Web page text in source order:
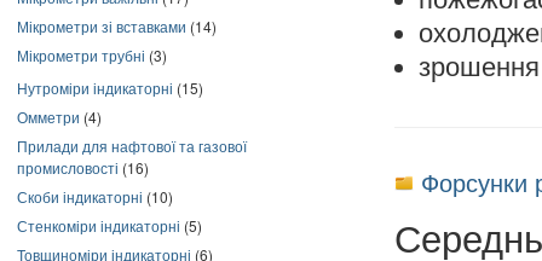
Мікрометри зі вставками (14)
Мікрометри трубні (3)
Нутроміри індикаторні (15)
Омметри (4)
Прилади для нафтової та газової
промисловості (16)
Скоби індикаторні (10)
Стенкоміри індикаторні (5)
Товщиноміри індикаторні (6)
зрошення
Форсунки